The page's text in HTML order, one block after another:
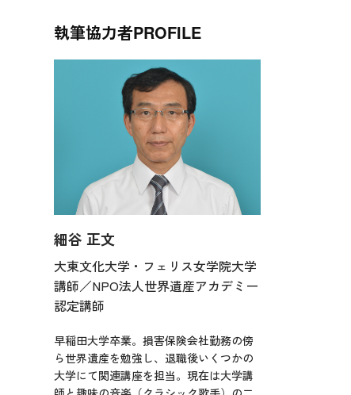
執筆協力者PROFILE
細谷 正文
大東文化大学・フェリス女学院大学
講師／NPO法人世界遺産アカデミー
認定講師
早稲田大学卒業。損害保険会社勤務の傍
ら世界遺産を勉強し、退職後いくつかの
大学にて関連講座を担当。現在は大学講